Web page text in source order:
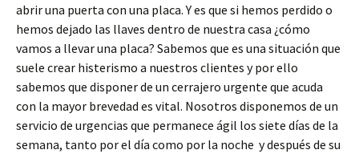
abrir una puerta con una placa. Y es que si hemos perdido o
hemos dejado las llaves dentro de nuestra casa ¿cómo
vamos a llevar una placa? Sabemos que es una situación que
suele crear histerismo a nuestros clientes y por ello
sabemos que disponer de un cerrajero urgente que acuda
con la mayor brevedad es vital. Nosotros disponemos de un
servicio de urgencias que permanece ágil los siete días de la
semana, tanto por el día como por la noche y después de su